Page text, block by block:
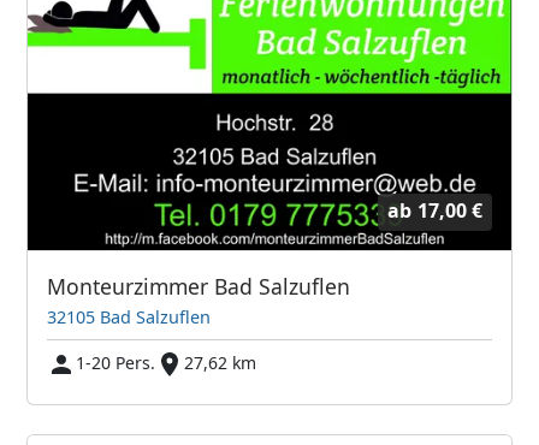
ab 17,00 €
Monteurzimmer Bad Salzuflen
32105 Bad Salzuflen
1-20 Pers.
27,62 km